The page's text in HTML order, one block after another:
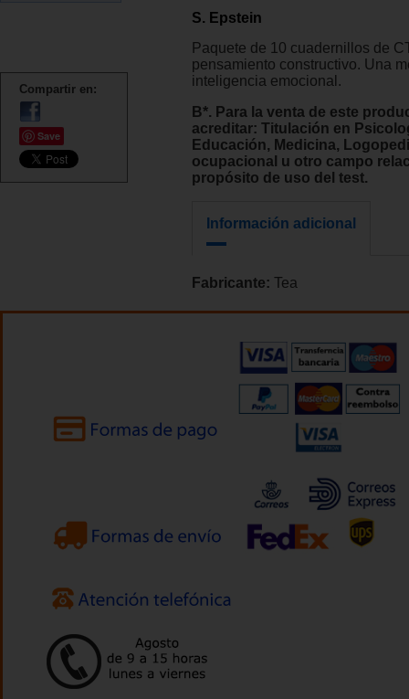
Compartir en:
Save
S. Epstein
Paquete de 10 cuadernillos de
pensamiento constructivo. Una
inteligencia emocional.
B*. Para la venta de este
acreditar: Titulación en
Educación, Medicina,
ocupacional u otro campo
propósito de uso del test.
Información adicional
Fabricante: Tea